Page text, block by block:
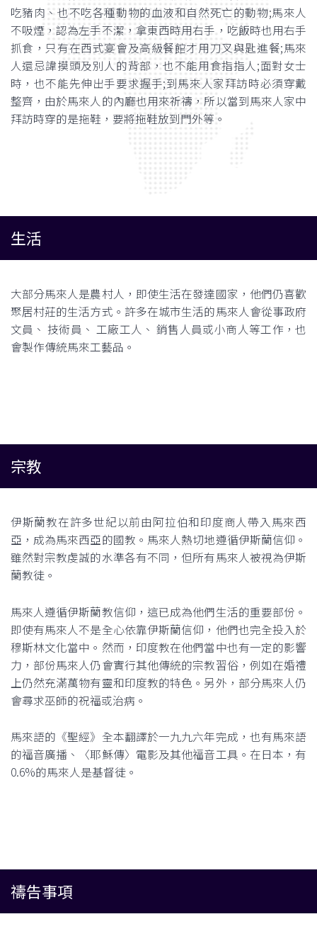
吃豬肉、也不吃各種動物的血液和自然死亡的動物;馬來人
不吸煙，認為左手不潔，拿東西時用右手，吃飯時也用右手
抓食，只有在西式宴會及高級餐館才用刀叉與匙進餐;馬來
人還忌諱摸頭及別人的背部，也不能用食指指人;面對女士
時，也不能先伸出手要求握手;到馬來人家拜訪時必須穿戴
整齊，由於馬來人的內廳也用來祈禱，所以當到馬來人家中
拜訪時穿的是拖鞋，要將拖鞋放到門外等。
生活
大部分馬來人是農村人，即使生活在發達國家，他們仍喜歡
聚居村莊的生活方式。許多在城市生活的馬來人會從事政府
文員、 技術員、 工廠工人、 銷售人員或小商人等工作，也
會製作傳統馬來工藝品。
宗教
伊斯蘭教在許多世紀以前由阿拉伯和印度商人帶入馬來西
亞，成為馬來西亞的國教。馬來人熱切地遵循伊斯蘭信仰。
雖然對宗教虔誠的水準各有不同，但所有馬來人被視為伊斯
蘭教徒。
馬來人遵循伊斯蘭教信仰，這已成為他們生活的重要部份。
即使有馬來人不是全心依靠伊斯蘭信仰，他們也完全投入於
穆斯林文化當中。然而，印度教在他們當中也有一定的影響
力，部份馬來人仍會實行其他傳統的宗教習俗，例如在婚禮
上仍然充滿萬物有靈和印度教的特色。另外，部分馬來人仍
會尋求巫師的祝福或治病。
馬來語的《聖經》全本翻譯於一九九六年完成，也有馬來語
的福音廣播、〈耶穌傳〉電影及其他福音工具。在日本，有
0.6%的馬來人是基督徒。
禱告事項